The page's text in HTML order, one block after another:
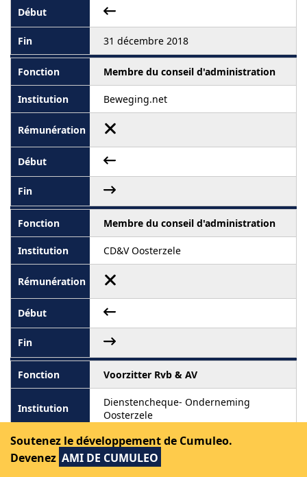
31 décembre 2018
Membre du conseil d'administration
Beweging.net
Membre du conseil d'administration
CD&V Oosterzele
Voorzitter Rvb & AV
Dienstencheque- Onderneming
Oosterzele
Soutenez le développement de Cumuleo.
Devenez AMI DE CUMULEO